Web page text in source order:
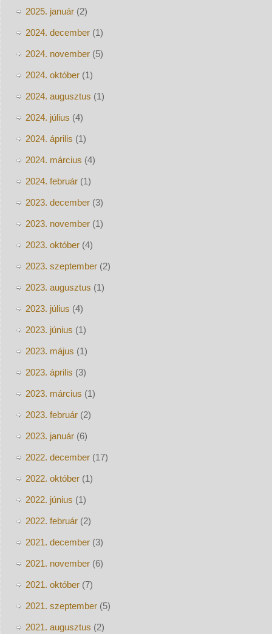
2025. január(2)
2024. december(1)
2024. november(5)
2024. október(1)
2024. augusztus (1)
2024. július (4)
2024. április (1)
2024. március (4)
2024. február(1)
2023. december(3)
2023. november(1)
2023. október(4)
2023. szeptember(2)
2023. augusztus (1)
2023. július (4)
2023. június (1)
2023. május (1)
2023. április (3)
2023. március (1)
2023. február(2)
2023. január(6)
2022. december(17)
2022. október(1)
2022. június (1)
2022. február(2)
2021. december(3)
2021. november(6)
2021. október(7)
2021. szeptember(5)
2021. augusztus (2)